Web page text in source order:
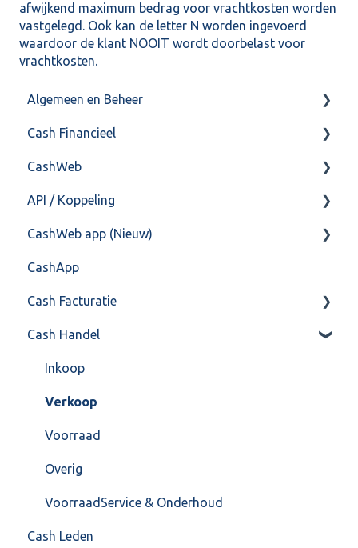
afwijkend maximum bedrag voor vrachtkosten worden
vastgelegd. Ook kan de letter N worden ingevoerd
waardoor de klant NOOIT wordt doorbelast voor
vrachtkosten.
Algemeen en Beheer
Bank(koppeling)
Import/Export
Postbus
Training & Consultancy
Overig
Cash Financieel
Boekhoud
Fiscaal
Overig
CashWeb
CashHero Layout
Mailen vanuit CASHWeb
Algemeen gebruik
API / Koppeling
Algemeen
Api 3.0 (SOAP API)
API 4.0 (REST API)
CashWeb app (Nieuw)
Veel gestelde vragen
CashApp
Cash Facturatie
Factureren
Instellingen
Algemeen
Formulierlayout
Cash Handel
Inkoop
Verkoop
Voorraad
Overig
VoorraadService & Onderhoud
Cash Leden